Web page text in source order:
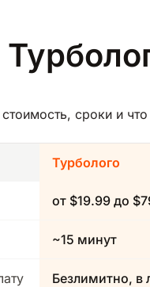
сроки и
Турболого
от $19.99 до
~15 минут
Безлимитно,